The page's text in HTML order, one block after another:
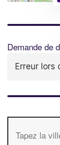
Demande de
Erreur lors